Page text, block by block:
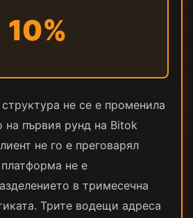
10%
не се е променила
на първия рунд на Bitok
не го е преговарял
не е
в тримесечна
Трите водещи адреса